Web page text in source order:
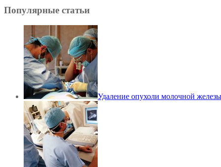
Популярные статьи
Удаление опухоли молочной железы